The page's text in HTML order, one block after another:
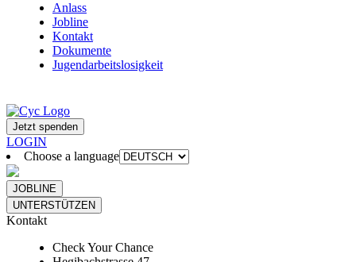
Anlass
Jobline
Kontakt
Dokumente
Jugendarbeitslosigkeit
Jetzt spenden
LOGIN
Choose a language
JOBLINE
UNTERSTÜTZEN
Kontakt
Check Your Chance